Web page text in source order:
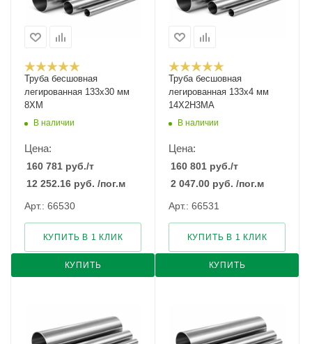
Труба бесшовная
легированная 133х30 мм
8ХМ
В наличии
Цена:
160 781 руб./т
12 252.16 руб. /пог.м
Арт.: 66530
КУПИТЬ
КУПИТЬ В 1 КЛИК
Труба бесшовная
легированная 133х4 мм
14Х2Н3МА
В наличии
Цена:
160 801 руб./т
2 047.00 руб. /пог.м
Арт.: 66531
КУПИТЬ
КУПИТЬ В 1 КЛИК